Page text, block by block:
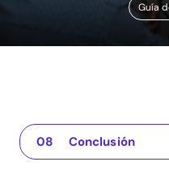
Guía
Introducción
The app for your
La Importancia de
Ideas Creativas
Uso de la aplicación
Los Retornos: El ROI
Preguntas
Conclusión